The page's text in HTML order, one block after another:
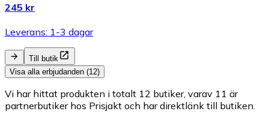
245 kr
Leverans: 1-3 dagar
Till butik
Visa alla erbjudanden (12)
Vi har hittat produkten i totalt 12 butiker, varav 11 är
partnerbutiker hos Prisjakt och har direktlänk till butiken.